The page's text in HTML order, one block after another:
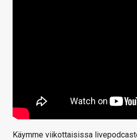
Käymme viikottaisissa